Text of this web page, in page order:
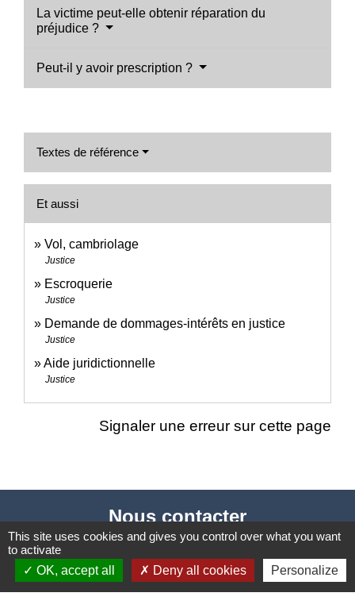
La victime peut-elle obtenir réparation du
préjudice ?
Peut-il y avoir prescription ?
Textes de référence
Et aussi
Vol, cambriolage
Justice
Escroquerie
Justice
Demande de dommages-intérêts en justice
Justice
Aide juridictionnelle
Justice
Signaler une erreur sur cette page
Nous contacter
Commune de Puylaurens
1 rue de la Mairie
81700 Puylaurens - FRANCE
This site uses cookies and gives you control over what you want
to activate
OK, accept all
Deny all cookies Personalize